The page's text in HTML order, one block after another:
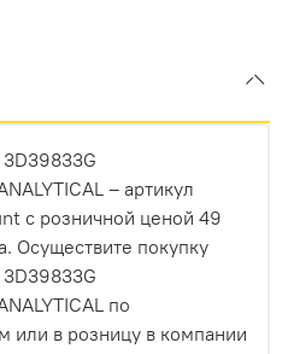
– артикул
с розничной ценой 49
Осуществите покупку
по
или в розницу в компании